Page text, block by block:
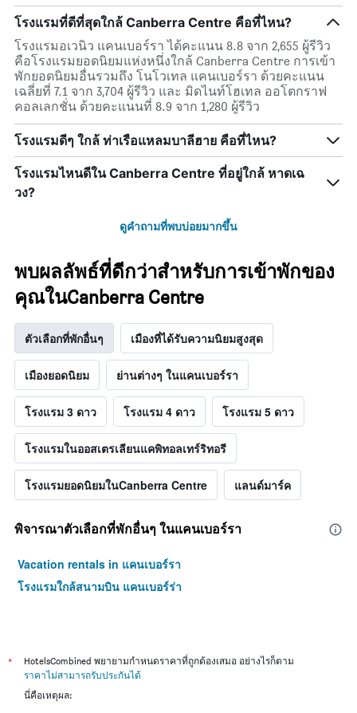
โรงแรมที่ดีที่สุดใกล้ Canberra Centre คือที่ไหน?
โรงแรมอเวนิว แคนเบอร์รา ได้คะแนน 8.8 จาก 2,655 ผู้รีวิว
คือโรงแรมยอดนิยมแห่งหนึ่งใกล้ Canberra Centre การเข้า
พักยอดนิยมอื่นรวมถึง โนโวเทล แคนเบอร์รา ด้วยคะแนน
เฉลี่ยที่ 7.1 จาก 3,704 ผู้รีวิว และ มิดไนท์โฮเทล ออโตกราฟ
คอลเลกชั่น ด้วยคะแนนที่ 8.9 จาก 1,280 ผู้รีวิว
โรงแรมดีๆ ใกล้ ท่าเรือแหลมบาลีฮาย คือที่ไหน?
โรงแรมไหนดีใน Canberra Centre ที่อยู่ใกล้ หาดเฉ
วง?
ดูคำถามที่พบบ่อยมากขึ้น
พบผลลัพธ์ที่ดีกว่าสำหรับการเข้าพักของ
คุณในCanberra Centre
ตัวเลือกที่พักอื่นๆ เมืองที่ได้รับความนิยมสูงสุด
เมืองยอดนิยม ย่านต่างๆ ในแคนเบอร์รา
โรงแรม 3 ดาว โรงแรม 4 ดาว โรงแรม 5 ดาว
โรงแรมในออสเตรเลียนแคพิทอลเทร์ริทอรี
โรงแรมยอดนิยมในCanberra Centre แลนด์มาร์ค
พิจารณาตัวเลือกที่พักอื่นๆ ในแคนเบอร์รา
Vacation rentals in แคนเบอร์รา
โรงแรมใกล้สนามบิน แคนเบอร์ร่า
*
HotelsCombined พยายามกำหนดราคาที่ถูกต้องเสมอ อย่างไรก็ตาม
ราคาไม่สามารถรับประกันได้
นี่คือเหตุผล: